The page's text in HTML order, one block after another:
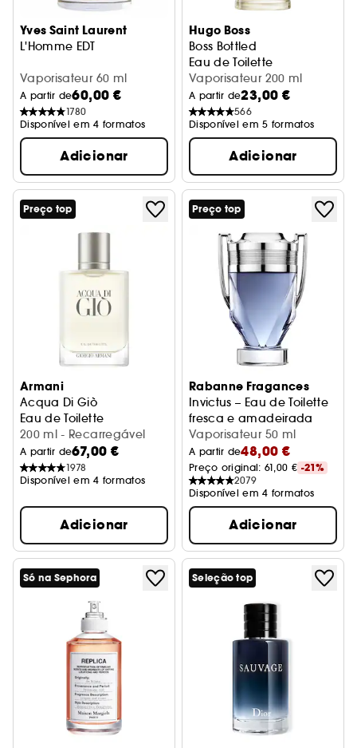
Yves Saint Laurent
L'Homme EDT
Vaporisateur 60 ml
A partir de60,00 €
1780
Disponível em 4 formatos
Adicionar
Hugo Boss
Boss Bottled
Eau de Toilette
Vaporisateur 200 ml
A partir de23,00 €
566
Disponível em 5 formatos
Adicionar
Preço top
Armani
Acqua Di Giò
Eau de Toilette
200 ml - Recarregável​
A partir de67,00 €
1978
Disponível em 4 formatos
Adicionar
Preço top
Rabanne Fragances
Invictus – Eau de Toilette
fresca e amadeirada
Vaporisateur 50 ml
A partir de48,00 €
Preço original: 61,00 € -21%
2079
Disponível em 4 formatos
Adicionar
Só na Sephora Seleção top